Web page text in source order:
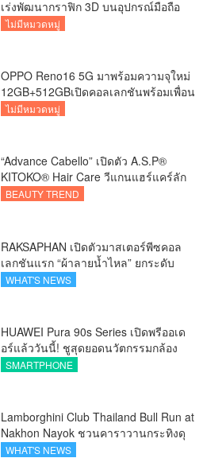
เร่งพัฒนากราฟิก 3D บนอุปกรณ์มือถือ
ไม่มีหมวดหมู่
OPPO Reno16 5G มาพร้อมความจุใหม่
12GB+512GBเปิดคอลเลกชันพร้อมเพื่อน
ซี้ไอคอนิกคนล่าสุด
ไม่มีหมวดหมู่
“Advance Cabello” เปิดตัว A.S.P®
KITOKO® Hair Care วีแกนแฮร์แคร์ลัก
ชัวรีจากอังกฤษ ยกระดับการดูแลเส้นผม
BEAUTY TREND
RAKSAPHAN เปิดตัวมาสเตอร์พีซคอล
เลกชันแรก “ผ้าลายน้ำไหล” ยกระดับ
ภูมิปัญญาท้องถิ่นสู่งานศิลป์ระดับสากล
WHAT'S NEWS
HUAWEI Pura 90s Series เปิดพรีออเด
อร์แล้ววันนี้! ชูสุดยอดนวัตกรรมกล้อง
พร้อม AI อัจฉริยะและ 5G Advanced
SMARTPHONE
Lamborghini Club Thailand Bull Run at
Nakhon Nayok ชวนคาราวานกระทิงดุ
สัมผัสธรรมชาติเมืองรอง ณ นครนายก
WHAT'S NEWS